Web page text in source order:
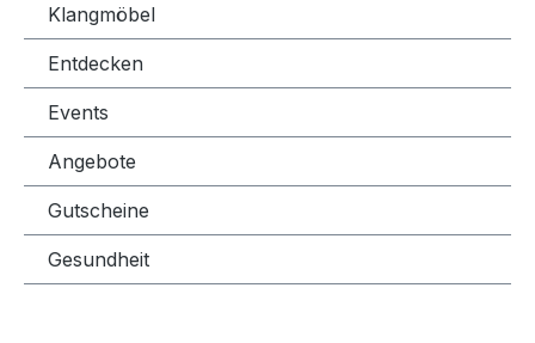
Klangmöbel
Entdecken
Events
Angebote
Gutscheine
Gesundheit